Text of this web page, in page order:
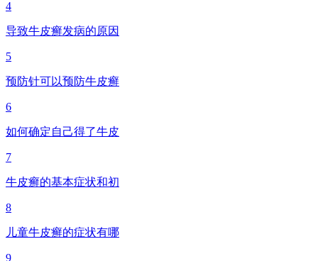
4
导致牛皮癣发病的原因
5
预防针可以预防牛皮癣
6
如何确定自己得了牛皮
7
牛皮癣的基本症状和初
8
儿童牛皮癣的症状有哪
9